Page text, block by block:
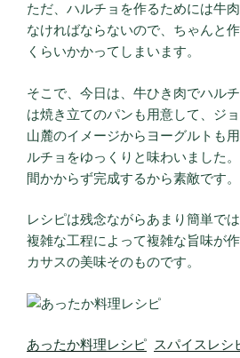
ただ、ハルチョを作るためには牛
なければならないので、ちゃんと
くらいかかってしまいます。
そこで、今日は、牛ひき肉でハル
は焼き立てのパンも用意して、ジ
山麓のイメージからヨーグルトも
ルチョをゆっくりと味わいました
間かからず完成するから素敵です。
レシピは残念ながらあまり簡単で
複雑な工程によって複雑な旨味が
カサスの美味そのものです。
あったか料理レシピ スパイスレシ